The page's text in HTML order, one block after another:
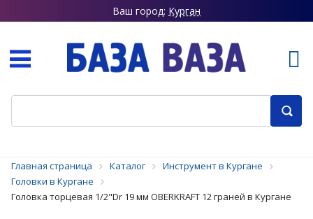
Ваш город: Курган
Главная страница Каталог
Инструмент в Кургане
Головки в Кургане
Головка торцевая 1/2"Dr 19 мм OBERKRAFT 12 граней в Кургане